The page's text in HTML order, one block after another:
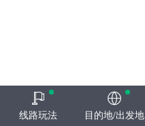
线路玩法 目的地/出发地